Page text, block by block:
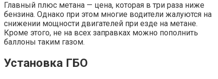
Главный плюс метана — цена, которая в три раза ниже
бензина. Однако при этом многие водители жалуются на
снижении мощности двигателей при езде на метане.
Кроме этого, не на всех заправках можно пополнить
баллоны таким газом.
Установка ГБО